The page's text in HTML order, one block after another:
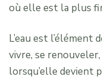
où elle est la plus
L’eau est
vivre, se
lorsqu’elle devient